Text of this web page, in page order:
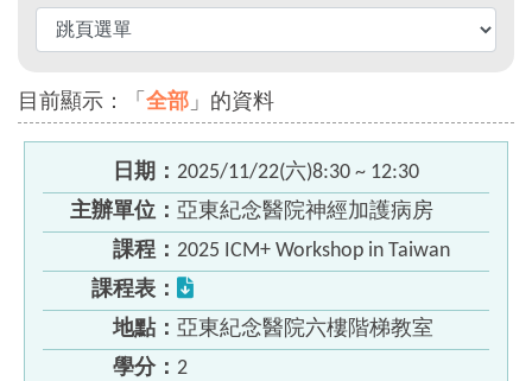
目前顯示：「 全部 」的資料
日期： 2025/11/22(六)8:30 ~ 12:30
主辦單位： 亞東紀念醫院神經加護病房
課程： 2025 ICM+ Workshop in Taiwan
課程表：
地點： 亞東紀念醫院六樓階梯教室
學分： 2